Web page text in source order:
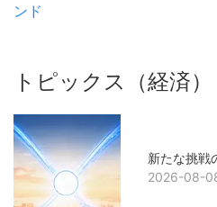
ンド
トピックス（経済）
新たな挑戦
2026-08-